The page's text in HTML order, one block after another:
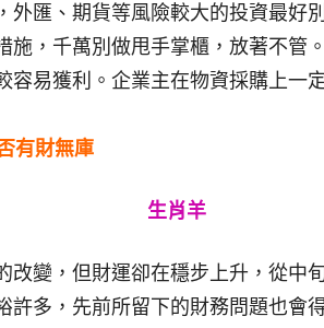
外匯、期貨等風險較大的投資最好
施，千萬別做甩手掌櫃，放著不管
容易獲利。企業主在物資採購上一
有財無庫
生肖羊
改變，但財運卻在穩步上升，從中
許多，先前所留下的財務問題也會